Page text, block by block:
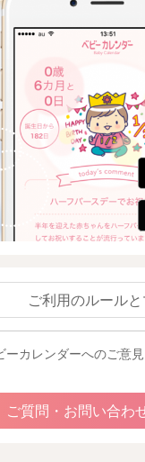
ご利用のルール
ーカレンダーへのご意
ご質問・お問い合わ